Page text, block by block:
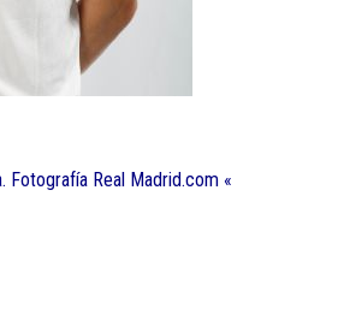
Fotografía Real Madrid.com «